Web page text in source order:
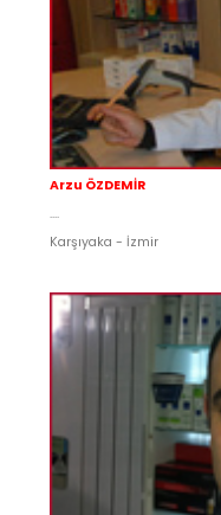
Arzu ÖZDEMİR
....
Karşıyaka - İzmir